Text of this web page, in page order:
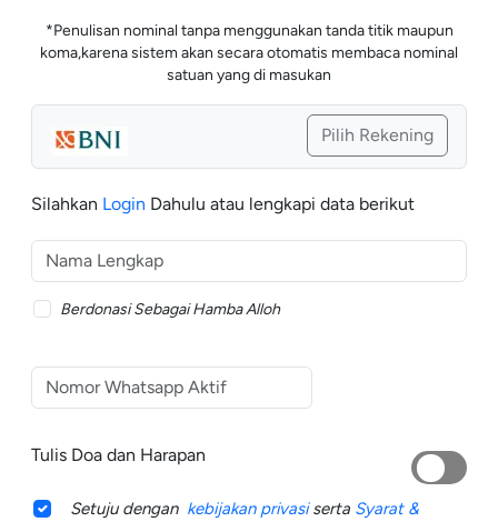
*Penulisan nominal tanpa menggunakan tanda titik maupun
koma,karena sistem akan secara otomatis membaca nominal
satuan yang di masukan
Pilih Rekening
Silahkan Login Dahulu atau lengkapi data berikut
Berdonasi Sebagai Hamba Alloh
Tulis Doa dan Harapan
Setuju dengan kebijakan privasi serta Syarat &